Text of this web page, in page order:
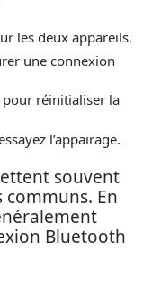
les deux appareils.
une connexion
pour réinitialiser la
l’appairage.
souvent
En
Bluetooth